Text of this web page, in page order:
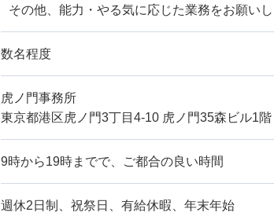
その他、能力・やる気に応じた業務をお願いし
数名程度
虎ノ門事務所
東京都港区虎ノ門3丁目4-10 虎ノ門35森ビル1階
9時から19時までで、ご都合の良い時間
週休2日制、祝祭日、有給休暇、年末年始